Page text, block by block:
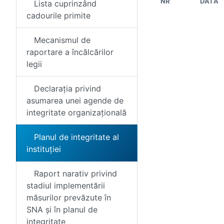
Lista cuprinzând
cadourile primite
Mecanismul de
raportare a încălcărilor
legii
Declarația privind
asumarea unei agende de
integritate organizațională
Planul de integritate al
instituției
Raport narativ privind
stadiul implementării
măsurilor prevăzute în
SNA și în planul de
integritate